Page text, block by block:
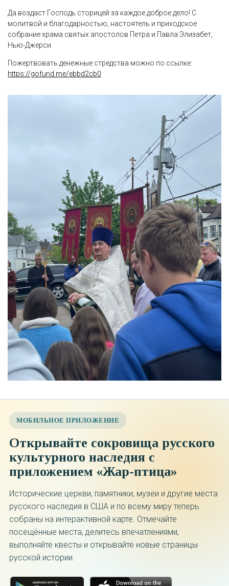
Да воздаст Господь сторицей за каждое доброе дело! С
молитвой и благодарностью, настоятель и приходское
собрание храма святых апостолов Петра и Павла Элизабет,
Нью-Джерси
Пожертвовать денежные стредства можно по ссылке:
https://gofund.me/ebbd2cb0
МОБИЛЬНОЕ ПРИЛОЖЕНИЕ
Открывайте сокровища русского
культурного наследия с
приложением «Жар-птица»
Исторические церкви, памятники, музеи и другие места
русского наследия в США и по всему миру теперь
собраны на интерактивной карте. Отмечайте
посещённые места, делитесь впечатлениями,
выполняйте квесты и открывайте новые страницы
русской истории.